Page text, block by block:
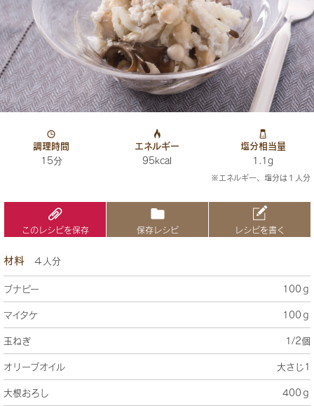
調理時間
15分
エネルギー
95kcal
塩分相当量
1.1g
※エネルギー、塩分は１人分
このレシピを保存 保存レシピ レシピを書く
材料 ４人分
ブナピー 100ｇ
マイタケ 100ｇ
玉ねぎ 1/2個
オリーブオイル 大さじ1
大根おろし 400ｇ